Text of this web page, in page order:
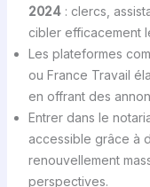
2024: clercs,
cibler efficacement
Les plateformes
ou France Travail
en offrant des
Entrer dans le
accessible grâce à
renouvellement
perspectives.